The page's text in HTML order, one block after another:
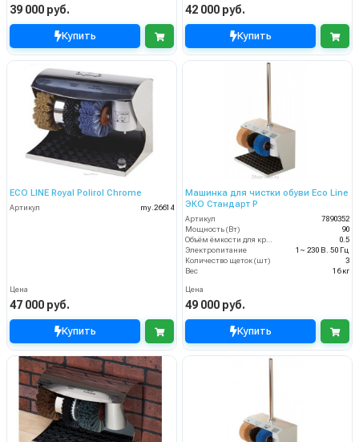
39 000 руб.
Купить
42 000 руб.
Купить
ECO LINE Royal Polirol Chrome
Артикул my.26614
Цена
47 000 руб.
Купить
Машинка для чистки обуви Eco Line
ЭКО Стандарт Р
Артикул
7890352
Мощность (Вт)
90
Объём ёмкости для крема (л)
0.5
Электропитание
1~ 230 В. 50 Гц
Количество щеток (шт)
3
Вес
16 кг
Цена
49 000 руб.
Купить